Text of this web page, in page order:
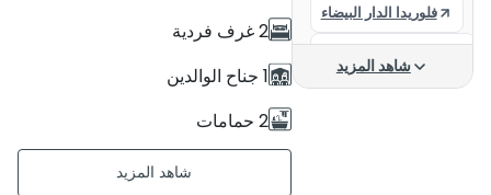
2 غرف فردية
1 جناح الوالدين
2 حمامات
فلوريدا الدار البيضاء
القطب المالي للدار البيضاء
شاهد المزيد